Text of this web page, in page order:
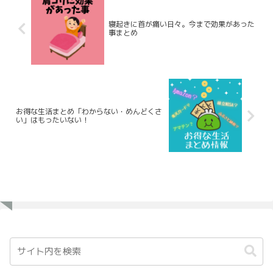
寝起きに首が痛い日々。今まで効果があった
事まとめ
お得な生活まとめ「わからない・めんどくさ
い」はもったいない！